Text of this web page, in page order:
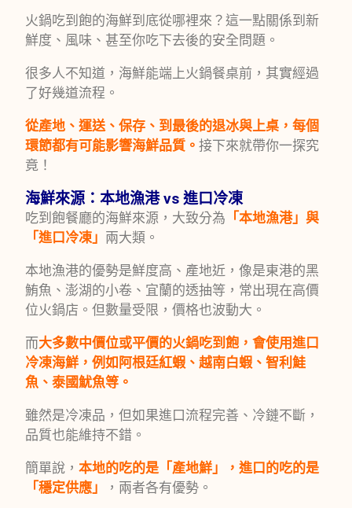
火鍋吃到飽的海鮮到底從哪裡來？這一點關係到新
鮮度、風味、甚至你吃下去後的安全問題。
很多人不知道，海鮮能端上火鍋餐桌前，其實經過
了好幾道流程。
從產地、運送、保存、到最後的退冰與上桌，每個
環節都有可能影響海鮮品質。接下來就帶你一探究
竟！
海鮮來源：本地漁港 vs 進口冷凍
吃到飽餐廳的海鮮來源，大致分為 「本地漁港」與
「進口冷凍」 兩大類。
本地漁港的優勢是鮮度高、產地近，像是東港的黑
鮪魚、澎湖的小卷、宜蘭的透抽等，常出現在高價
位火鍋店。但數量受限，價格也波動大。
而大多數中價位或平價的火鍋吃到飽，會使用進口
冷凍海鮮，例如阿根廷紅蝦、越南白蝦、智利鮭
魚、泰國魷魚等。
雖然是冷凍品，但如果進口流程完善、冷鏈不斷，
品質也能維持不錯。
簡單說，本地的吃的是「產地鮮」，進口的吃的是
「穩定供應」
，兩者各有優勢。